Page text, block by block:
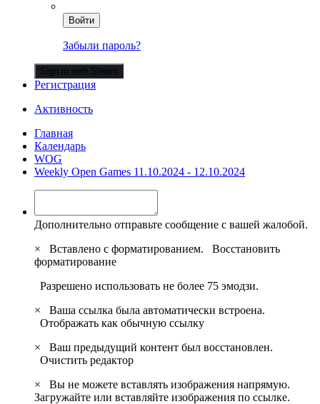
Войти
Забыли пароль?
Sign in with Steam
Регистрация
Активность
Главная
Календарь
WOG
Weekly Open Games 11.10.2024 - 12.10.2024
Дополнительно отправьте сообщение с вашей жалобой.
×
Вставлено с форматированием. Восстановить
форматирование
Разрешено использовать не более 75 эмодзи.
×
Ваша ссылка была автоматически встроена.
Отображать как обычную ссылку
×
Ваш предыдущий контент был восстановлен.
Очистить редактор
×
Вы не можете вставлять изображения напрямую.
Загружайте или вставляйте изображения по ссылке.